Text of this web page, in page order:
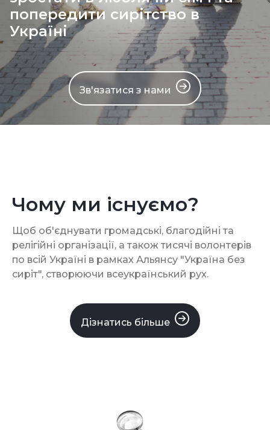
попередити сирітствo в
Україні
Зв'язатися з нами
Чому ми існуємо?
Щоб об'єднувати громадські, благодійні та
релігійні організації, а також тисячі волонтерів
по всій Україні в рамках Альянсу "Україна без
сиріт", створюючи всеукраїнський рух.
Дізнатись більше